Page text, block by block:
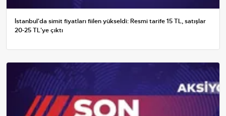
İstanbul'da simit fiyatları fiilen yükseldi: Resmi tarife 15 TL, satışlar
20-25 TL'ye çıktı